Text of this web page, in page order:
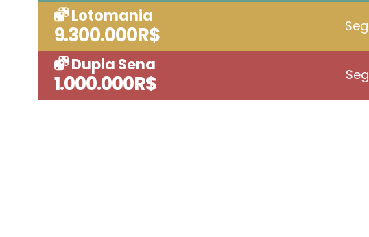
Lotomania
9.300.000R$
Dupla Sena
1.000.000R$